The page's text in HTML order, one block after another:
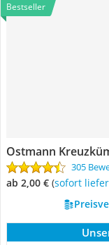
Bestseller
Ostmann
305
ab 2,00 € ( Sofort